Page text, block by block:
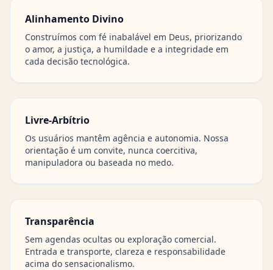
Alinhamento Divino
Construímos com fé inabalável em Deus, priorizando
o amor, a justiça, a humildade e a integridade em
cada decisão tecnológica.
Livre-Arbítrio
Os usuários mantêm agência e autonomia. Nossa
orientação é um convite, nunca coercitiva,
manipuladora ou baseada no medo.
Transparência
Sem agendas ocultas ou exploração comercial.
Entrada e transporte, clareza e responsabilidade
acima do sensacionalismo.